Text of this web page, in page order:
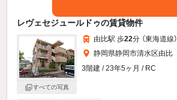
レヴェセジュールドゥの賃貸物件
すべての写真
由比駅 歩22分 （東海道線）
静岡県静岡市清水区由比
3階建 / 23年5ヶ月 / RC